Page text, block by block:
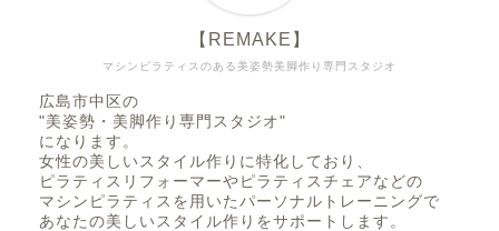
マシンピラティスのある美姿勢美脚作り専門スタジオ
【REMAKE】
広島市中区の
"美姿勢・美脚作り専門スタジオ"
になります。
女性の美しいスタイル作りに特化しており、
ピラティスリフォーマーやピラティスチェアなどの
マシンピラティスを用いたパーソナルトレーニングで
あなたの美しいスタイル作りをサポートします。